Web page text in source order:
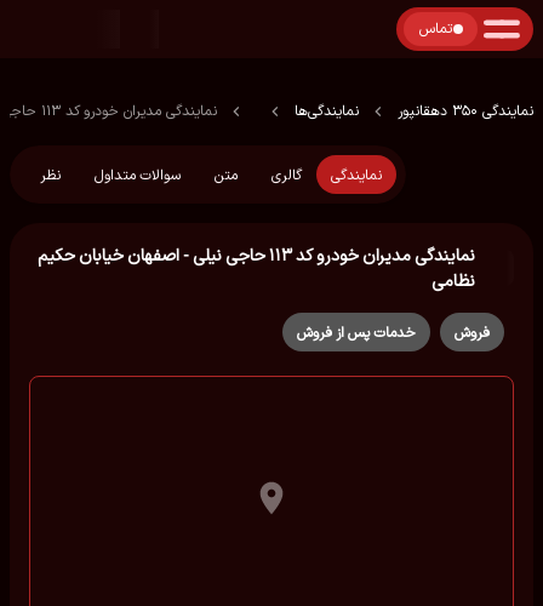
تماس
نمایندگی 350 دهقانپور نمایندگی‌ها نمایندگی مدیران خودرو کد ۱۱۳ حاجی نیلی - اصفهان خیابان حکیم نظامی
نمایندگی گالری متن سوالات متداول نظر
نمایندگی مدیران خودرو کد ۱۱۳ حاجی نیلی - اصفهان خیابان حکیم
نظامی
فروش خدمات پس از فروش